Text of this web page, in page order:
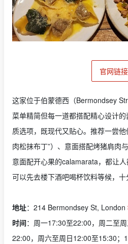
官网链接
这家位于伯蒙德西（Bermondsey
菜单精简但每一道都搭配精心设计
质选项，既现代又贴心。推荐一尝
肉松抹布丁”）、意面搭配烤猪肩肉
意面配开心果的calamarata，都让人
可以先去楼下酒吧喝杯饮料等候，十
地址：214 Bermondsey St, London
时间：周一17:30至22:00，周二至
22:00，周六至周日12:00至15:30；